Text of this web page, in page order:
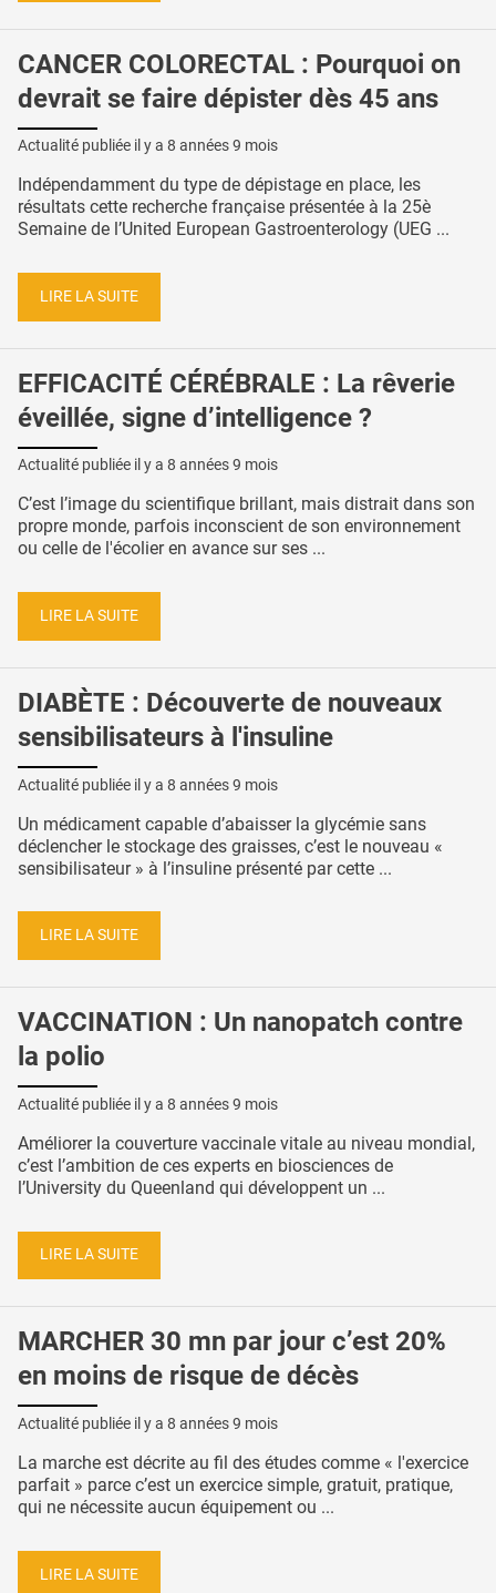
CANCER COLORECTAL : Pourquoi on
devrait se faire dépister dès 45 ans
Actualité publiée il y a 8 années 9 mois
Indépendamment du type de dépistage en place, les
résultats cette recherche française présentée à la 25è
Semaine de l’United European Gastroenterology (UEG ...
LIRE LA SUITE
EFFICACITÉ CÉRÉBRALE : La rêverie
éveillée, signe d’intelligence ?
Actualité publiée il y a 8 années 9 mois
C’est l’image du scientifique brillant, mais distrait dans son
propre monde, parfois inconscient de son environnement
ou celle de l'écolier en avance sur ses ...
LIRE LA SUITE
DIABÈTE : Découverte de nouveaux
sensibilisateurs à l'insuline
Actualité publiée il y a 8 années 9 mois
Un médicament capable d’abaisser la glycémie sans
déclencher le stockage des graisses, c’est le nouveau «
sensibilisateur » à l’insuline présenté par cette ...
LIRE LA SUITE
VACCINATION : Un nanopatch contre
la polio
Actualité publiée il y a 8 années 9 mois
Améliorer la couverture vaccinale vitale au niveau mondial,
c’est l’ambition de ces experts en biosciences de
l’University du Queenland qui développent un ...
LIRE LA SUITE
MARCHER 30 mn par jour c’est 20%
en moins de risque de décès
Actualité publiée il y a 8 années 9 mois
La marche est décrite au fil des études comme « l'exercice
parfait » parce c’est un exercice simple, gratuit, pratique,
qui ne nécessite aucun équipement ou ...
LIRE LA SUITE